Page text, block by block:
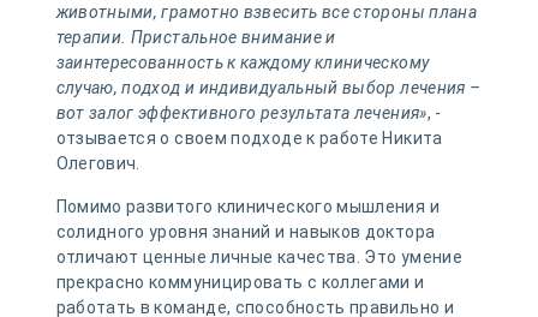
животными, грамотно взвесить все стороны плана
терапии. Пристальное внимание и
заинтересованность к каждому клиническому
случаю, подход и индивидуальный выбор лечения –
вот залог эффективного результата лечения», -
отзывается о своем подходе к работе Никита
Олегович.
Помимо развитого клинического мышления и
солидного уровня знаний и навыков доктора
отличают ценные личные качества. Это умение
прекрасно коммуницировать с коллегами и
работать в команде, способность правильно и